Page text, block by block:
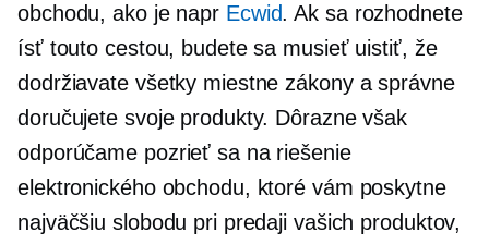
obchodu, ako je napr Ecwid. Ak sa rozhodnete
ísť touto cestou, budete sa musieť uistiť, že
dodržiavate všetky miestne zákony a správne
doručujete svoje produkty. Dôrazne však
odporúčame pozrieť sa na riešenie
elektronického obchodu, ktoré vám poskytne
najväčšiu slobodu pri predaji vašich produktov,